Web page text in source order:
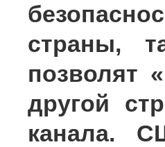
страны,
позволят
другой
канала.